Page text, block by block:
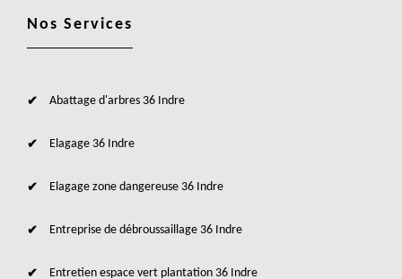
Nos Services
Abattage d'arbres 36 Indre
Elagage 36 Indre
Elagage zone dangereuse 36 Indre
Entreprise de débroussaillage 36 Indre
Entretien espace vert plantation 36 Indre